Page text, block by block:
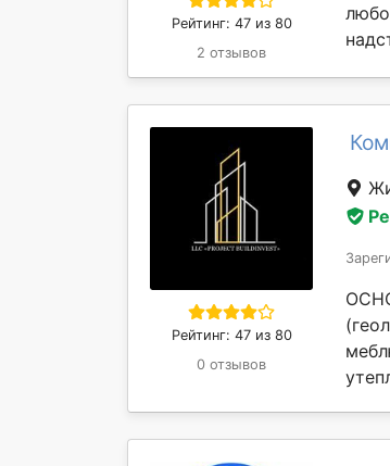
Рейтинг: 47 из 80
2 отзывов
Рейтинг: 47 из 80
0 отзывов